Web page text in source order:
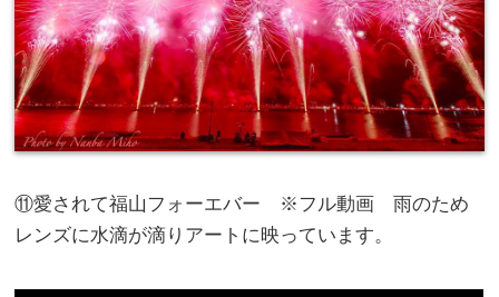
⑪愛されて福山フォーエバー ※フル動画 雨のため
レンズに水滴が滴りアートに映っています。